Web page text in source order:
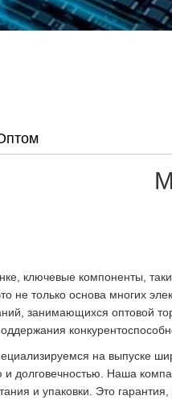
ключевые компоненты,
только основа многих
занимающихся оптовой
на выпуске
долговечностью. Наша
и упаковки. Это